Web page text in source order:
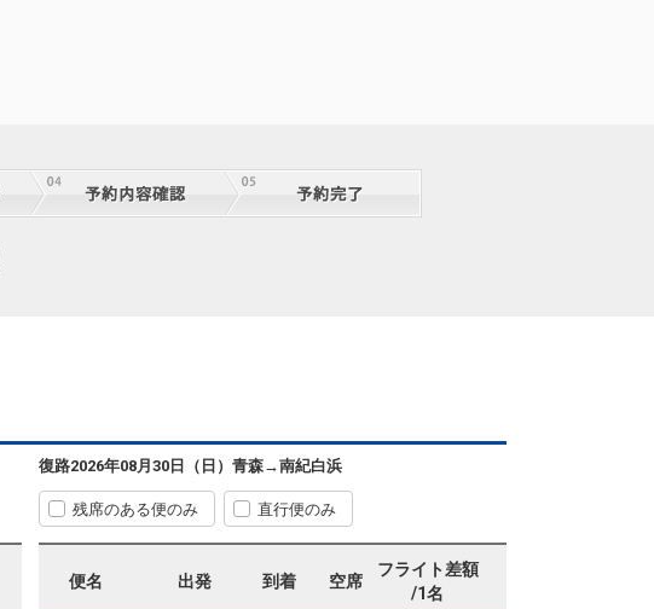
復路2026年08月30日（日） 青森→南紀白浜
残席のある便のみ 直行便のみ
便名 出発 到着 空席
フライト差額
/1名